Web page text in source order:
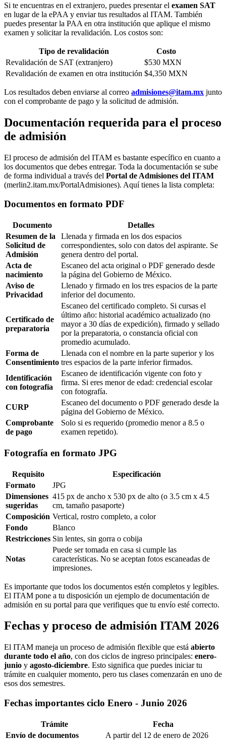
Si te encuentras en el extranjero, puedes presentar el examen SAT
en lugar de la ePAA y enviar tus resultados al ITAM. También
puedes presentar la PAA en otra institución que aplique el mismo
examen y solicitar la revalidación. Los costos son:
Tipo de revalidación
Costo
Revalidación de SAT (extranjero)
$530 MXN
Revalidación de examen en otra institución $4,350 MXN
Los resultados deben enviarse al correo admisiones@itam.mx junto
con el comprobante de pago y la solicitud de admisión.
Documentación requerida para el proceso
de admisión
El proceso de admisión del ITAM es bastante específico en cuanto a
los documentos que debes entregar. Toda la documentación se sube
de forma individual a través del Portal de Admisiones del ITAM
(merlin2.itam.mx/PortalAdmisiones). Aquí tienes la lista completa:
Documentos en formato PDF
Documento
Detalles
Resumen de la
Solicitud de
Admisión
Llenada y firmada en los dos espacios
correspondientes, solo con datos del aspirante. Se
genera dentro del portal.
Acta de
nacimiento
Escaneo del acta original o PDF generado desde
la página del Gobierno de México.
Aviso de
Privacidad
Llenado y firmado en los tres espacios de la parte
inferior del documento.
Certificado de
preparatoria
Escaneo del certificado completo. Si cursas el
último año: historial académico actualizado (no
mayor a 30 días de expedición), firmado y sellado
por la preparatoria, o constancia oficial con
promedio acumulado.
Forma de
Consentimiento
Llenada con el nombre en la parte superior y los
tres espacios de la parte inferior firmados.
Identificación
con fotografía
Escaneo de identificación vigente con foto y
firma. Si eres menor de edad: credencial escolar
con fotografía.
CURP
Escaneo del documento o PDF generado desde la
página del Gobierno de México.
Comprobante
de pago
Solo si es requerido (promedio menor a 8.5 o
examen repetido).
Fotografía en formato JPG
Requisito
Especificación
Formato
JPG
Dimensiones
sugeridas
415 px de ancho x 530 px de alto (o 3.5 cm x 4.5
cm, tamaño pasaporte)
Composición Vertical, rostro completo, a color
Fondo
Blanco
Restricciones Sin lentes, sin gorra o cobija
Notas
Puede ser tomada en casa si cumple las
características. No se aceptan fotos escaneadas de
impresiones.
Es importante que todos los documentos estén completos y legibles.
El ITAM pone a tu disposición un ejemplo de documentación de
admisión en su portal para que verifiques que tu envío esté correcto.
Fechas y proceso de admisión ITAM 2026
El ITAM maneja un proceso de admisión flexible que está abierto
durante todo el año, con dos ciclos de ingreso principales: enero-
junio y agosto-diciembre. Esto significa que puedes iniciar tu
trámite en cualquier momento, pero tus clases comenzarán en uno de
esos dos semestres.
Fechas importantes ciclo Enero - Junio 2026
Trámite
Fecha
Envío de documentos
A partir del 12 de enero de 2026